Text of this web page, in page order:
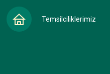
Temsilciliklerimiz